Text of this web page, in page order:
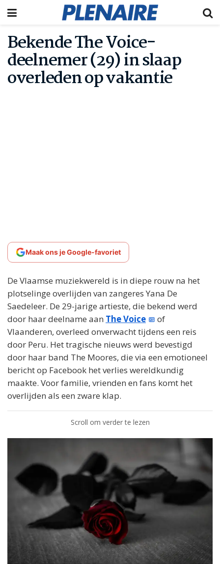
Bekende The Voice-
deelnemer (29) in slaap
overleden op vakantie
Maak ons je Google-favoriet
De Vlaamse muziekwereld is in diepe rouw na het
plotselinge overlijden van zangeres Yana De
Saedeleer. De 29-jarige artieste, die bekend werd
door haar deelname aan The Voice
of
Vlaanderen, overleed onverwacht tijdens een reis
door Peru. Het tragische nieuws werd bevestigd
door haar band The Moores, die via een emotioneel
bericht op Facebook het verlies wereldkundig
maakte. Voor familie, vrienden en fans komt het
overlijden als een zware klap.
Scroll om verder te lezen